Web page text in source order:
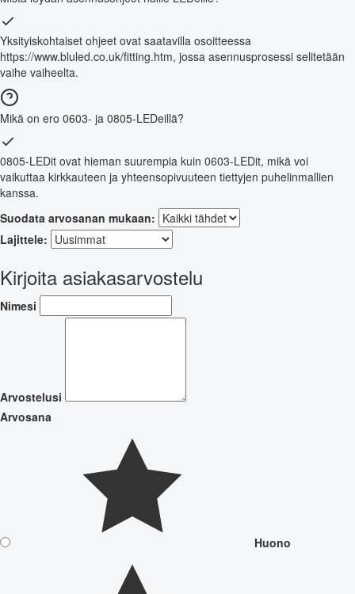
Yksityiskohtaiset ohjeet ovat saatavilla osoitteessa
https://www.bluled.co.uk/fitting.htm, jossa asennusprosessi selitetään
vaihe vaiheelta.
Mikä on ero 0603- ja 0805-LEDeillä?
0805-LEDit ovat hieman suurempia kuin 0603-LEDit, mikä voi
vaikuttaa kirkkauteen ja yhteensopivuuteen tiettyjen puhelinmallien
kanssa.
Suodata arvosanan mukaan:
Lajittele:
Kirjoita asiakasarvostelu
Nimesi
Arvostelusi
Arvosana
Huono